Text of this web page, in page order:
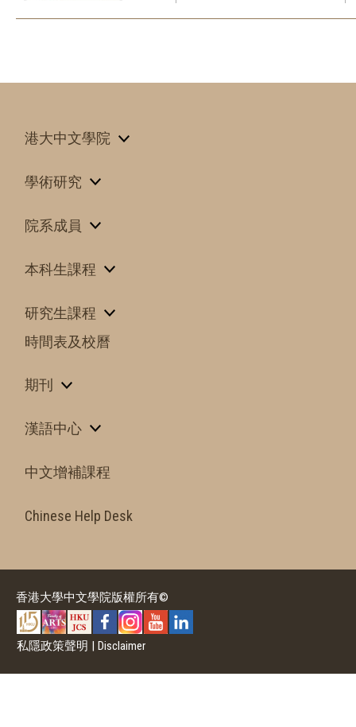
港大中文學院
學術研究
院系成員
本科生課程
研究生課程
時間表及校曆
期刊
漢語中心
中文增補課程
Chinese Help Desk
香港大學中文學院版權所有©
私隱政策聲明 | Disclaimer